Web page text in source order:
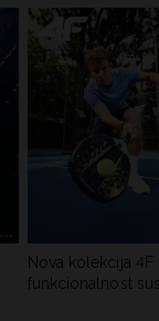
Nova kolekcija
funkcionalnost